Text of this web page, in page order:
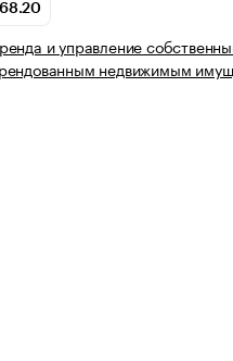
68.20
и управление
недвижимым